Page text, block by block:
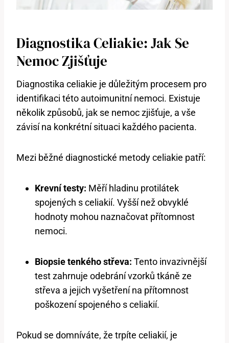
Diagnostika Celiakie: Jak Se
Nemoc Zjišťuje
Diagnostika celiakie je důležitým procesem pro
identifikaci této autoimunitní nemoci. Existuje
několik způsobů, jak se nemoc zjišťuje, a vše
závisí na konkrétní situaci každého pacienta.
Mezi běžné diagnostické metody celiakie patří:
Krevní testy: Měří hladinu protilátek
spojených s celiakií. Vyšší než obvyklé
hodnoty mohou naznačovat přítomnost
nemoci.
Biopsie tenkého střeva: Tento invazivnější
test zahrnuje odebrání vzorků tkáně ze
střeva a jejich vyšetření na přítomnost
poškození spojeného s celiakií.
Pokud se domníváte, že trpíte celiakií, je